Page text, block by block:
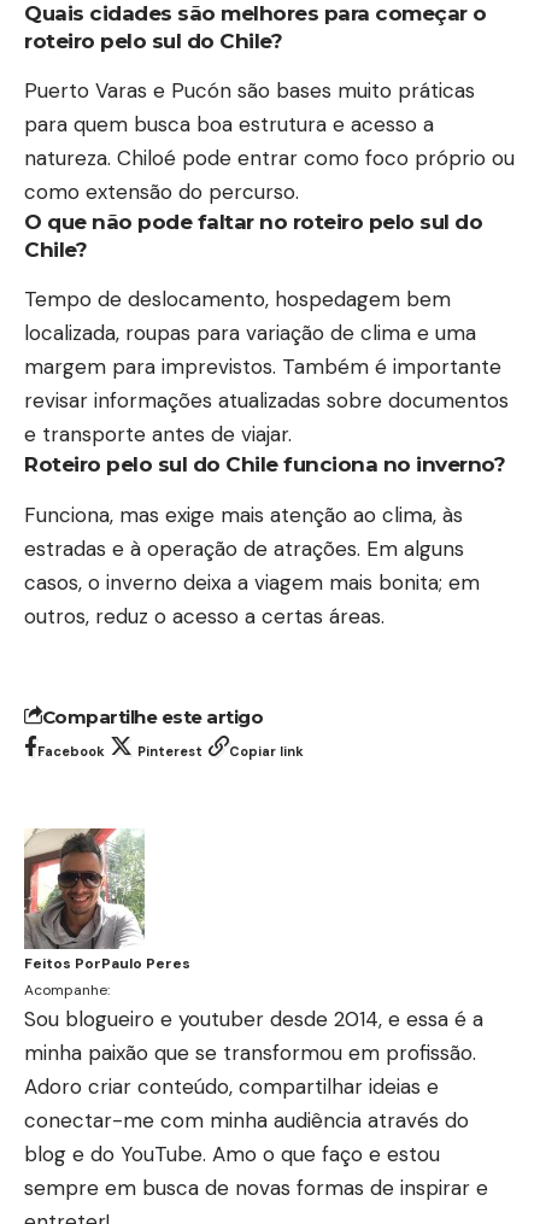
Quais cidades são melhores para começar o
roteiro pelo sul do Chile?
Puerto Varas e Pucón são bases muito práticas
para quem busca boa estrutura e acesso a
natureza. Chiloé pode entrar como foco próprio ou
como extensão do percurso.
O que não pode faltar no roteiro pelo sul do
Chile?
Tempo de deslocamento, hospedagem bem
localizada, roupas para variação de clima e uma
margem para imprevistos. Também é importante
revisar informações atualizadas sobre documentos
e transporte antes de viajar.
Roteiro pelo sul do Chile funciona no inverno?
Funciona, mas exige mais atenção ao clima, às
estradas e à operação de atrações. Em alguns
casos, o inverno deixa a viagem mais bonita; em
outros, reduz o acesso a certas áreas.
Compartilhe este artigo
Facebook Pinterest Copiar link
Feitos PorPaulo Peres
Acompanhe:
Sou blogueiro e youtuber desde 2014, e essa é a
minha paixão que se transformou em profissão.
Adoro criar conteúdo, compartilhar ideias e
conectar-me com minha audiência através do
blog e do YouTube. Amo o que faço e estou
sempre em busca de novas formas de inspirar e